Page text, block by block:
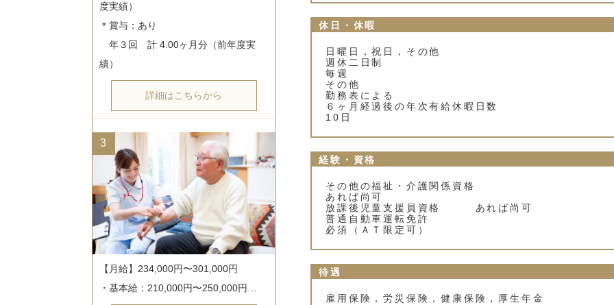
度実績）
＊賞与：あり
年３回　計 4.00ヶ月分（前年度実
詳細はこちらから
3
【月給】234,000円〜301,000円
・基本給：210,000円〜250,000円…
休日・休暇
日曜日，祝日，その他
週休二日制
毎週
その他
勤務表による
６ヶ月経過後の年次有給休暇日数
10日
経験・資格
その他の福祉・介護関係資格
あれば尚可
放課後児童支援員資格 あれば尚可
普通自動車運転免許
必須（ＡＴ限定可）
待遇
雇用保険，労災保険，健康保険，厚生年金